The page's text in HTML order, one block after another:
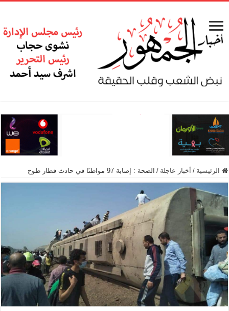
الرئيسية / أخبار عاجلة / الصحة : إصابة 97 مواطنًا في حادث قطار طوخ